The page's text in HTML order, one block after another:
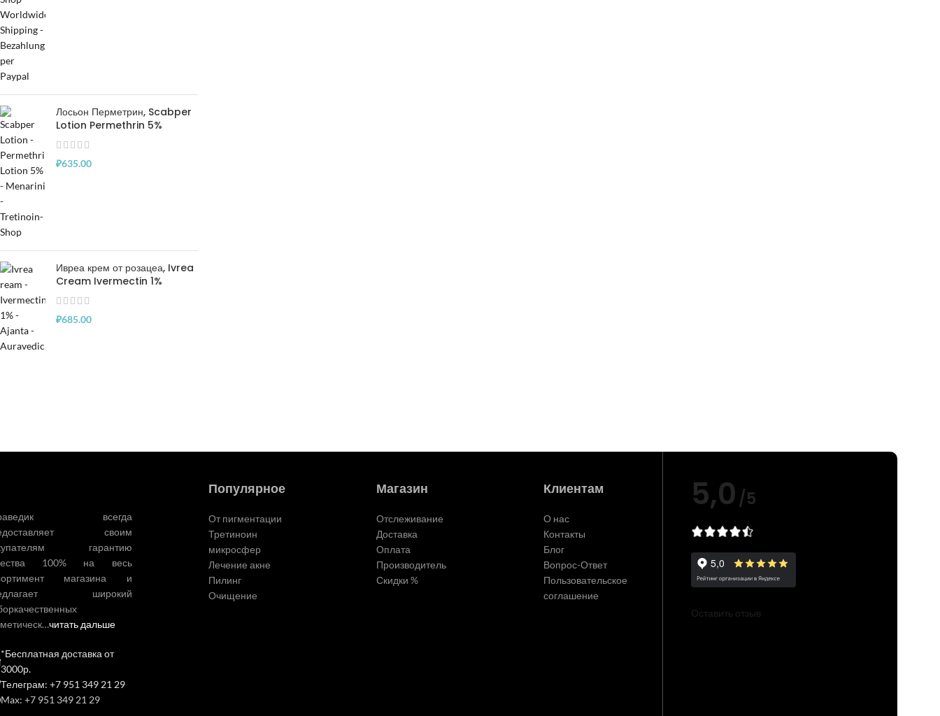
Лосьон Перметрин, Scabper
Lotion Permethrin 5%
₽635.00
Ивреа крем от розацеа, Ivrea
Cream Ivermectin 1%
₽685.00
всегда
своим
гарантию
100% на весь
магазина и
широкий
читать дальше
*Бесплатная доставка от
3000р.
Телеграм: +7 951 349 21 29
Max: +7 951 349 21 29
Популярное
От пигментации
Третиноин
микросфер
Лечение акне
Пилинг
Очищение
Магазин
Отслеживание
Доставка
Оплата
Производитель
Скидки %
Клиентам
О нас
Контакты
Блог
Вопрос-Ответ
Пользовательское
соглашение
5,0 /5
Оставить отзыв